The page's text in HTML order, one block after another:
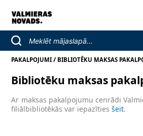
PAKALPOJUMI / BIBLIOTĒKU MAKSAS
Bibliotēku maksas
Ar maksas pakalpojumu cenrādi
filiālbibliotēkās var iepazītiesšeit.